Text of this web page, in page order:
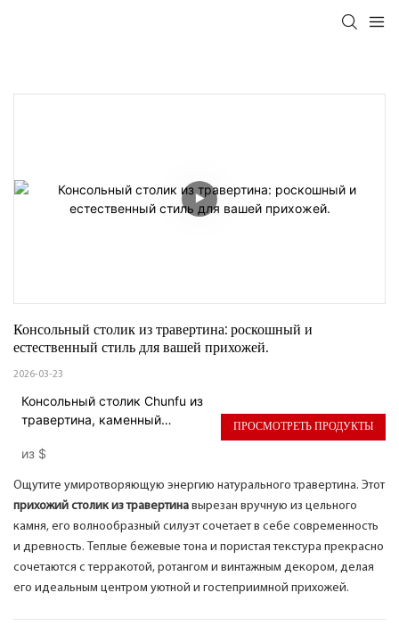
Консольный столик из травертина: роскошный и
естественный стиль для вашей прихожей.
2026-03-23
Консольный столик Chunfu из
травертина, каменный
гостиной.
из $
ПРОСМОТРЕТЬ ПРОДУКТЫ
Ощутите умиротворяющую энергию натурального травертина. Этот
прихожий столик из травертина вырезан вручную из цельного
камня, его волнообразный силуэт сочетает в себе современность
и древность. Теплые бежевые тона и пористая текстура прекрасно
сочетаются с терракотой, ротангом и винтажным декором, делая
его идеальным центром уютной и гостеприимной прихожей.